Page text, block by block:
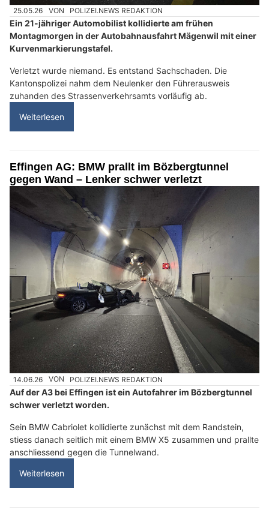
25.05.26 VON POLIZEI.NEWS REDAKTION
Ein 21-jähriger Automobilist kollidierte am frühen
Montagmorgen in der Autobahnausfahrt Mägenwil mit einer
Kurvenmarkierungstafel.
Verletzt wurde niemand. Es entstand Sachschaden. Die
Kantonspolizei nahm dem Neulenker den Führerausweis
zuhanden des Strassenverkehrsamts vorläufig ab.
Weiterlesen
Effingen AG: BMW prallt im Bözbergtunnel
gegen Wand – Lenker schwer verletzt
14.06.26 VON POLIZEI.NEWS REDAKTION
Auf der A3 bei Effingen ist ein Autofahrer im Bözbergtunnel
schwer verletzt worden.
Sein BMW Cabriolet kollidierte zunächst mit dem Randstein,
stiess danach seitlich mit einem BMW X5 zusammen und prallte
anschliessend gegen die Tunnelwand.
Weiterlesen